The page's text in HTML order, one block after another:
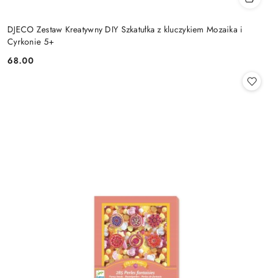
DJECO Zestaw Kreatywny DIY Szkatułka z kluczykiem Mozaika i
Cyrkonie 5+
Cena:
68.00